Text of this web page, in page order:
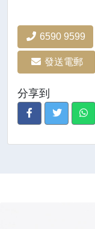
6590 9599
發送電郵
分享到